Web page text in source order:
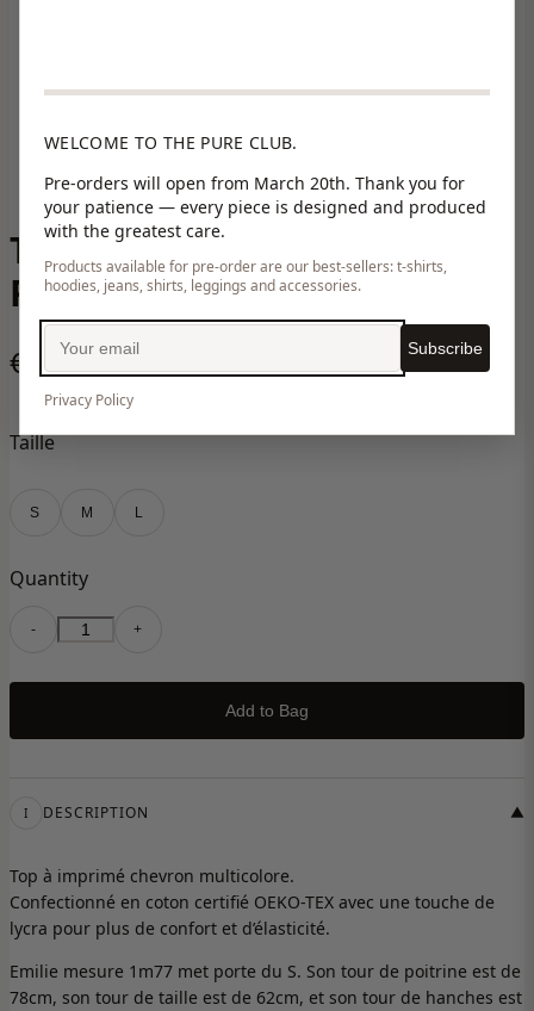
TRASS MULTICO CHEVRON
PRINT
€185,00
Taille
S M L
Quantity
- +
Add to Bag
I DESCRIPTION ▼
Top à imprimé chevron multicolore.
Confectionné en coton certifié OEKO-TEX avec une touche de
lycra pour plus de confort et d’élasticité.
Emilie mesure 1m77 met porte du S. Son tour de poitrine est de
78cm, son tour de taille est de 62cm, et son tour de hanches est
WELCOME TO THE PURE CLUB.
Pre-orders will open from March 20th. Thank you for
your patience — every piece is designed and produced
with the greatest care.
Products available for pre-order are our best-sellers: t-shirts,
hoodies, jeans, shirts, leggings and accessories.
Subscribe
Privacy Policy